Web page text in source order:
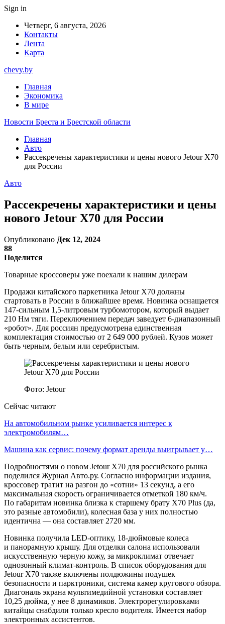
Sign in
Четверг, 6 августа, 2026
Контакты
Лента
Карта
chevy.by
Главная
Экономика
В мире
Новости Бреста и Брестской области
Главная
Авто
Рассекречены характеристики и цены нового Jetour X70
для России
Авто
Рассекречены характеристики и цены
нового Jetour X70 для России
Опубликовано Дек 12, 2024
88
Поделится
Товарные кроссоверы уже поехали к нашим дилерам
Продажи китайского паркетника Jetour X70 должны
стартовать в России в ближайшее время. Новинка оснащается
147-сильным 1,5-литровым турбомотором, который выдает
210 Нм тяги. Переключением передач заведует 6-диапазонный
«робот». Для россиян предусмотрена единственная
комплектация стоимостью от 2 649 000 рублей. Кузов может
быть черным, белым или серебристым.
Фото: Jetour
Сейчас читают
На автомобильном рынке усиливается интерес к
электромобилям…
Машина как сервис: почему формат аренды выигрывает у…
Подробностями о новом Jetour X70 для российского рынка
поделился Журнал Авто.ру. Согласно информации издания,
кроссовер тратит на разгон до «сотни» 13 секунд, а его
максимальная скорость ограничивается отметкой 180 км/ч.
По габаритам новинка близка к старшему брату X70 Plus (да,
это разные автомобили), колесная база у них полностью
идентична — она составляет 2720 мм.
Новинка получила LED-оптику, 18-дюймовые колеса
и панорамную крышу. Для отделки салона использовали
искусственную черную кожу, за микроклимат отвечает
однозонный климат-контроль. В список оборудования для
Jetour X70 также включены полдюжины подушек
безопасности и парктроники, система камер кругового обзора.
Диагональ экрана мультимедийной установки составляет
10,25 дюйма, у нее 8 динамиков. Электрорегулировками
китайцы снабдили только кресло водителя. Имеется набор
электронных ассистентов.